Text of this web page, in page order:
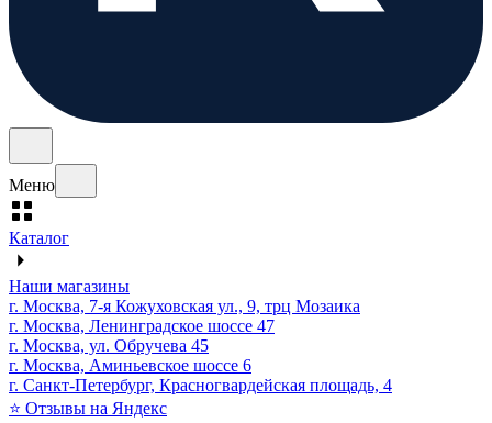
Меню
Каталог
Наши магазины
г. Москва, 7-я Кожуховская ул., 9, трц Мозаика
г. Москва, Ленинградское шоссе 47
г. Москва, ул. Обручева 45
г. Москва, Аминьевское шоссе 6
г. Санкт-Петербург, Красногвардейская площадь, 4
⭐ Отзывы на Яндекс